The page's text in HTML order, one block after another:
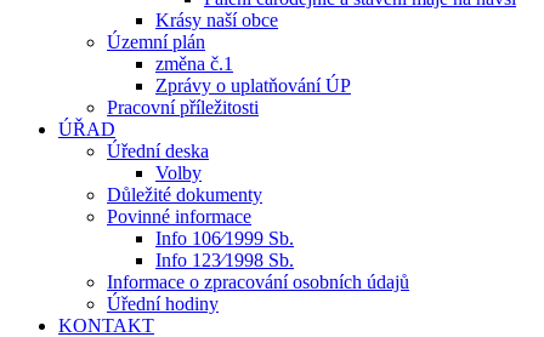
Krásy naší obce
Územní plán
změna č.1
Zprávy o uplatňování ÚP
Pracovní příležitosti
ÚŘAD
Úřední deska
Volby
Důležité dokumenty
Povinné informace
Info 106⁄1999 Sb.
Info 123⁄1998 Sb.
Informace o zpracování osobních údajů
Úřední hodiny
KONTAKT